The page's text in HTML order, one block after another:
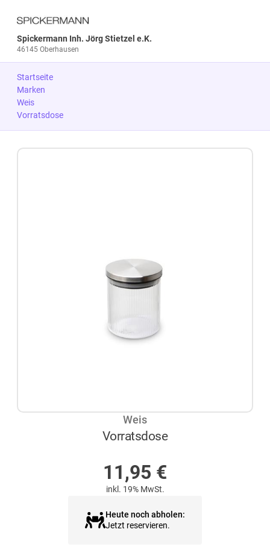
Spickermann Inh. Jörg Stietzel e.K.
46145 Oberhausen
Startseite
Marken
Weis
Vorratsdose
Weis
Vorratsdose
11,95 €
inkl. 19% MwSt.
Heute noch abholen:
Jetzt reservieren.